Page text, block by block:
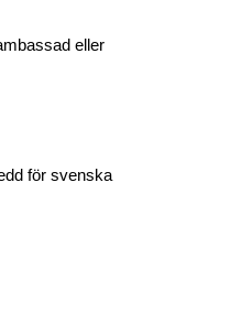
eller
för svenska